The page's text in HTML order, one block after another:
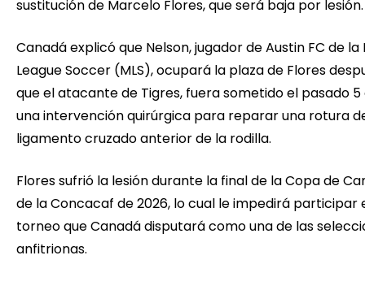
sustitución de Marcelo Flores, que será baja por lesión.
Canadá explicó que Nelson, jugador de Austin FC de la
League Soccer (MLS), ocupará la plaza de Flores
que el atacante de Tigres, fuera sometido el pasado 5
una intervención quirúrgica para reparar una rotura
ligamento cruzado anterior de la rodilla.
Flores sufrió la lesión durante la final de la Copa de
de la Concacaf de 2026, lo cual le impedirá participar
torneo que Canadá disputará como una de las
anfitrionas.